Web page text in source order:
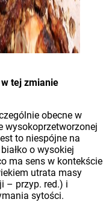
tej zmianie
obecne w
wysokoprzetworzonej
to niespójne na
o wysokiej
ma sens w kontekście
utrata masy
– przyp. red.) i
sytości.